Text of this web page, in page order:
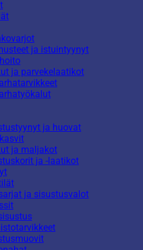
ja istuintyynyt
ja parvekelaatikot
ja huovat
ja maljakot
ja -laatikot
ja sisustusvalot